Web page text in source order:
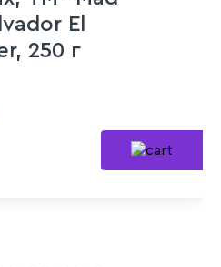
El
250 г